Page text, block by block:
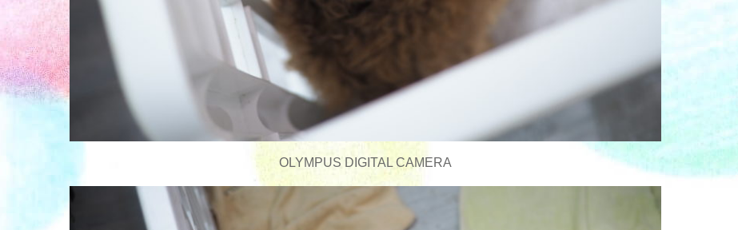
OLYMPUS DIGITAL CAMERA